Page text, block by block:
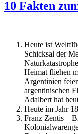
10 Fakten
Heute ist
Schicksal der
Heimat fliehen
Argentinien
argentinischen
Adalbert hat
Heute im Jahr
Franz Zentis –